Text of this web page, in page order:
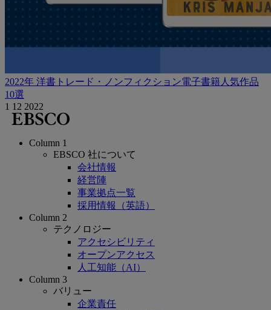
2022年 洋書トレード・ノンフィクション電子書籍人気作品
10選
1 12 2022
Column 1
EBSCO 社について
会社情報
経営陣
事業拠点一覧
採用情報（英語）
Column 2
テクノロジー
アクセシビリティ
オープンアクセス
人工知能（AI）
Column 3
バリュー
企業責任